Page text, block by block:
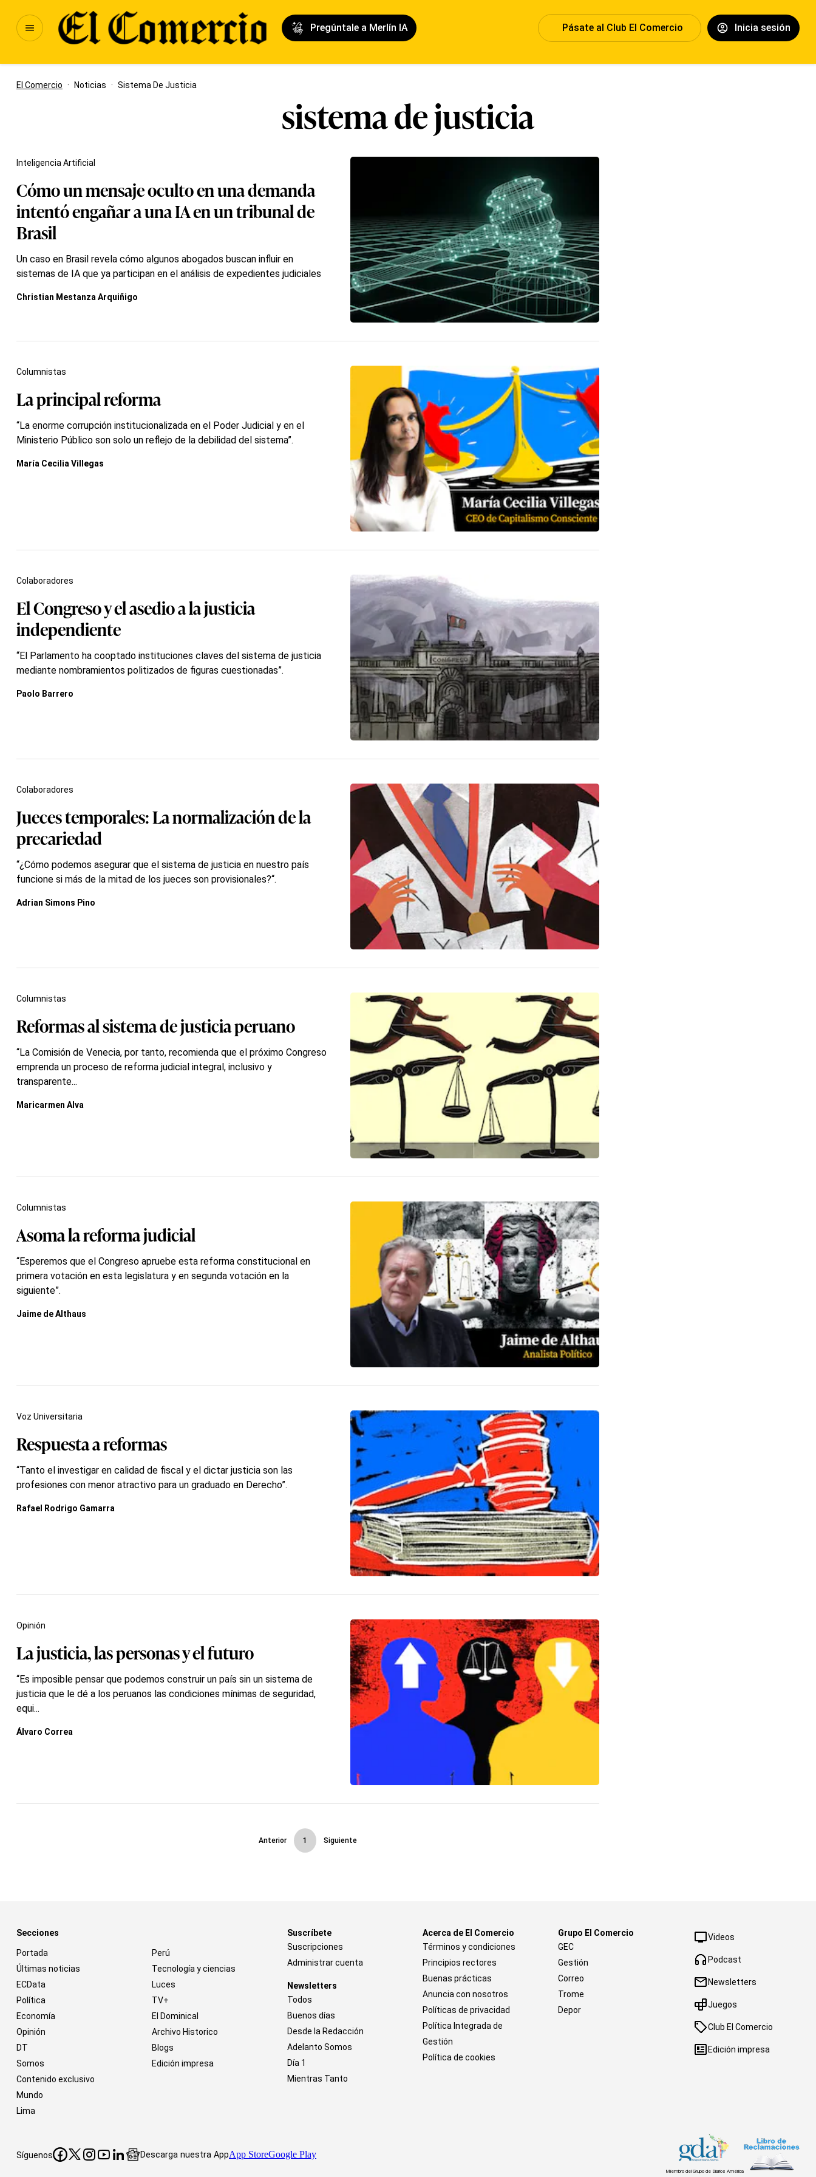
Pregúntale a Merlín IA Pásate al Club El Comercio Inicia sesión
El Comercio · Noticias · Sistema De Justicia
sistema de justicia
Cómo un mensaje oculto en una demanda
intentó engañar a una IA en un tribunal de
Brasil
Un caso en Brasil revela cómo algunos abogados buscan influir en
sistemas de IA que ya participan en el análisis de expedientes judiciales
Inteligencia Artificial
Christian Mestanza Arquiñigo
La principal reforma
“La enorme corrupción institucionalizada en el Poder Judicial y en el
Ministerio Público son solo un reflejo de la debilidad del sistema”.
Columnistas
María Cecilia Villegas
El Congreso y el asedio a la justicia
independiente
“El Parlamento ha cooptado instituciones claves del sistema de justicia
mediante nombramientos politizados de figuras cuestionadas”.
Colaboradores
Paolo Barrero
Jueces temporales: La normalización de la
precariedad
“¿Cómo podemos asegurar que el sistema de justicia en nuestro país
funcione si más de la mitad de los jueces son provisionales?“.
Colaboradores
Adrian Simons Pino
Reformas al sistema de justicia peruano
“La Comisión de Venecia, por tanto, recomienda que el próximo Congreso
emprenda un proceso de reforma judicial integral, inclusivo y
transparente...
Columnistas
Maricarmen Alva
Asoma la reforma judicial
“Esperemos que el Congreso apruebe esta reforma constitucional en
primera votación en esta legislatura y en segunda votación en la
siguiente”.
Columnistas
Jaime de Althaus
Respuesta a reformas
“Tanto el investigar en calidad de fiscal y el dictar justicia son las
profesiones con menor atractivo para un graduado en Derecho”.
Voz Universitaria
Rafael Rodrigo Gamarra
La justicia, las personas y el futuro
“Es imposible pensar que podemos construir un país sin un sistema de
justicia que le dé a los peruanos las condiciones mínimas de seguridad,
equi...
Opinión
Álvaro Correa
Anterior 1 Siguiente
Secciones
Portada
Últimas noticias
ECData
Política
Economía
Opinión
DT
Somos
Contenido exclusivo
Mundo
Lima
Perú
Tecnología y ciencias
Luces
TV+
El Dominical
Archivo Historico
Blogs
Edición impresa
Suscríbete
Suscripciones
Administrar cuenta
Newsletters
Todos
Buenos días
Desde la Redacción
Adelanto Somos
Día 1
Mientras Tanto
Acerca de El Comercio
Términos y condiciones
Principios rectores
Buenas prácticas
Anuncia con nosotros
Políticas de privacidad
Política Integrada de
Gestión
Política de cookies
Grupo El Comercio
GEC
Gestión
Correo
Trome
Depor
Videos
Podcast
Newsletters
Juegos
Club El Comercio
Edición impresa
Síguenos Descarga nuestra AppApp StoreGoogle Play
Miembro del Grupo de Diarios América